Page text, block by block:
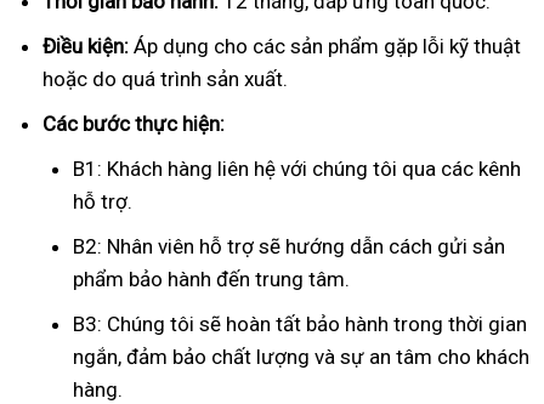
Điều kiện: Áp dụng cho các sản phẩm gặp lỗi kỹ thuật
hoặc do quá trình sản xuất.
Các bước thực hiện:
B1: Khách hàng liên hệ với chúng tôi qua các kênh
hỗ trợ.
B2: Nhân viên hỗ trợ sẽ hướng dẫn cách gửi sản
phẩm bảo hành đến trung tâm.
B3: Chúng tôi sẽ hoàn tất bảo hành trong thời gian
ngắn, đảm bảo chất lượng và sự an tâm cho khách
hàng.